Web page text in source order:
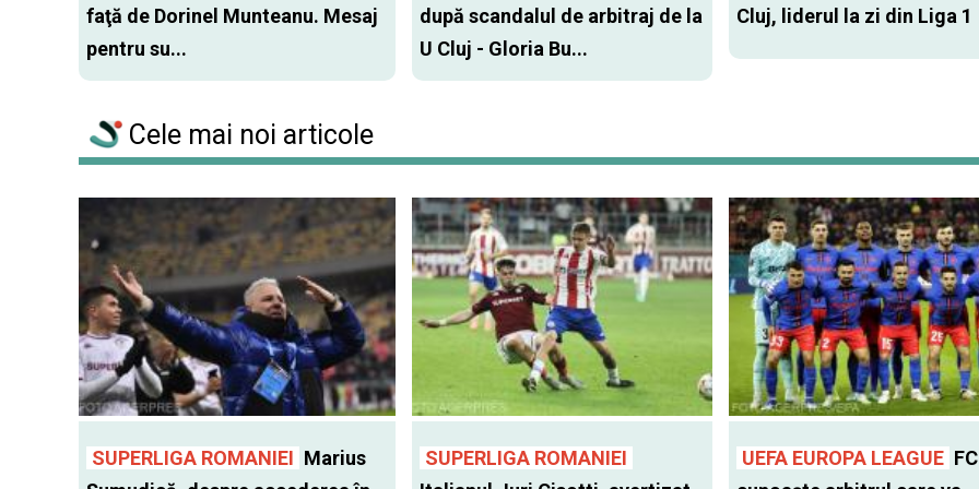
faţă de Dorinel Munteanu. Mesaj
pentru su...
după scandalul de arbitraj de la
U Cluj - Gloria Bu...
Cluj, liderul la zi din Liga 1
Cele mai noi articole
SUPERLIGA ROMANIEI Marius
SUPERLIGA ROMANIEI
UEFA EUROPA LEAGUE